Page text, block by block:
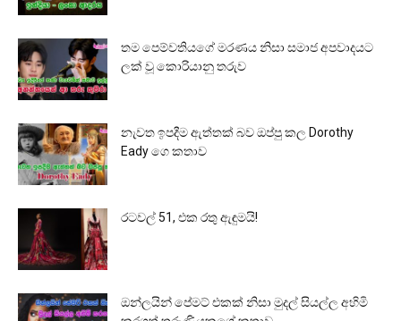
තම පෙම්වතියගේ මරණය නිසා සමාජ අපවාදයට
ලක් වූ කොරියානු තරුව
නැවත ඉපදීම ඇත්තක් බව ඔප්පු කල Dorothy
Eady ගෙ කතාව
රටවල් 51, එක රතු ඇඳුමයි!
ඔන්ලයින් පේමට් එකක් නිසා මුදල් සියල්ල අහිමි